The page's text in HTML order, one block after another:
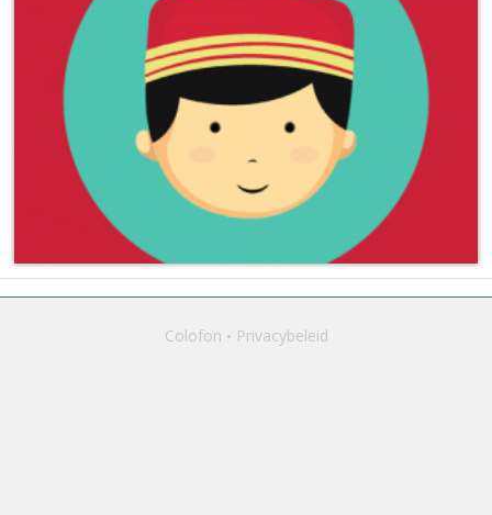
Colofon Privacybeleid